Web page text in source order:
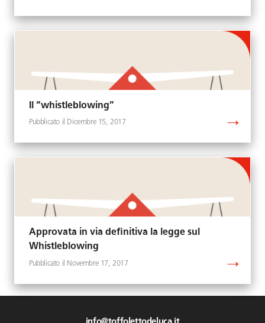
Il “whistleblowing”
Dicembre 15, 2017
Approvata in via definitiva la legge sul
Whistleblowing
Novembre 17, 2017